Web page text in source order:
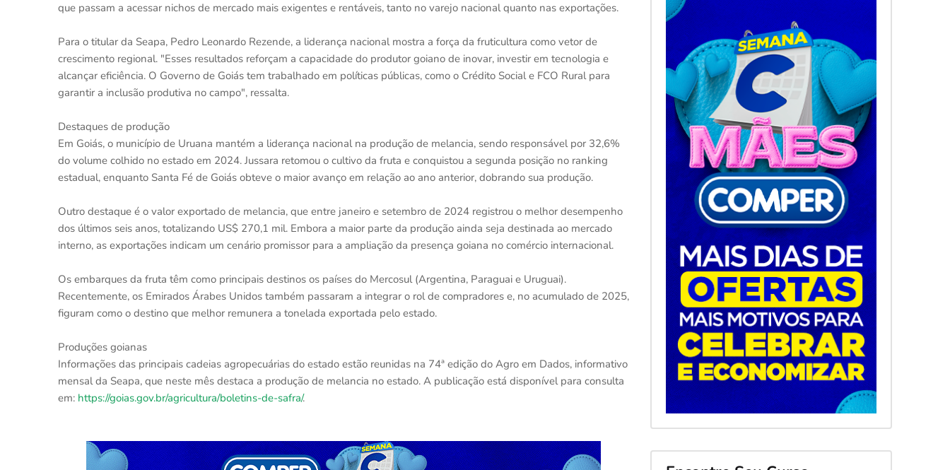
que passam a acessar nichos de mercado mais exigentes e rentáveis, tanto no varejo nacional quanto nas exportações.
Para o titular da Seapa, Pedro Leonardo Rezende, a liderança nacional mostra a força da fruticultura como vetor de
crescimento regional. "Esses resultados reforçam a capacidade do produtor goiano de inovar, investir em tecnologia e
alcançar eficiência. O Governo de Goiás tem trabalhado em políticas públicas, como o Crédito Social e FCO Rural para
garantir a inclusão produtiva no campo", ressalta.
Destaques de produção
Em Goiás, o município de Uruana mantém a liderança nacional na produção de melancia, sendo responsável por 32,6%
do volume colhido no estado em 2024. Jussara retomou o cultivo da fruta e conquistou a segunda posição no ranking
estadual, enquanto Santa Fé de Goiás obteve o maior avanço em relação ao ano anterior, dobrando sua produção.
Outro destaque é o valor exportado de melancia, que entre janeiro e setembro de 2024 registrou o melhor desempenho
dos últimos seis anos, totalizando US$ 270,1 mil. Embora a maior parte da produção ainda seja destinada ao mercado
interno, as exportações indicam um cenário promissor para a ampliação da presença goiana no comércio internacional.
Os embarques da fruta têm como principais destinos os países do Mercosul (Argentina, Paraguai e Uruguai).
Recentemente, os Emirados Árabes Unidos também passaram a integrar o rol de compradores e, no acumulado de 2025,
figuram como o destino que melhor remunera a tonelada exportada pelo estado.
Produções goianas
Informações das principais cadeias agropecuárias do estado estão reunidas na 74ª edição do Agro em Dados, informativo
mensal da Seapa, que neste mês destaca a produção de melancia no estado. A publicação está disponível para consulta
em: https://goias.gov.br/agricultura/boletins-de-safra/.